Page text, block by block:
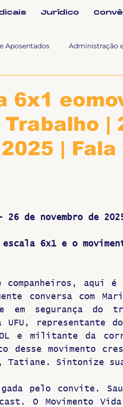
Jurídico
Aposentados Administração
UFU
Formação e Relações Sindicais
6x1
|
| Fala
de novembro de
6x1 e o
companheiros, aqui é
conversa com
em segurança do
representante do
e militante da
desse movimento
Tatiane. Sintonize
pelo convite.
O Movimento